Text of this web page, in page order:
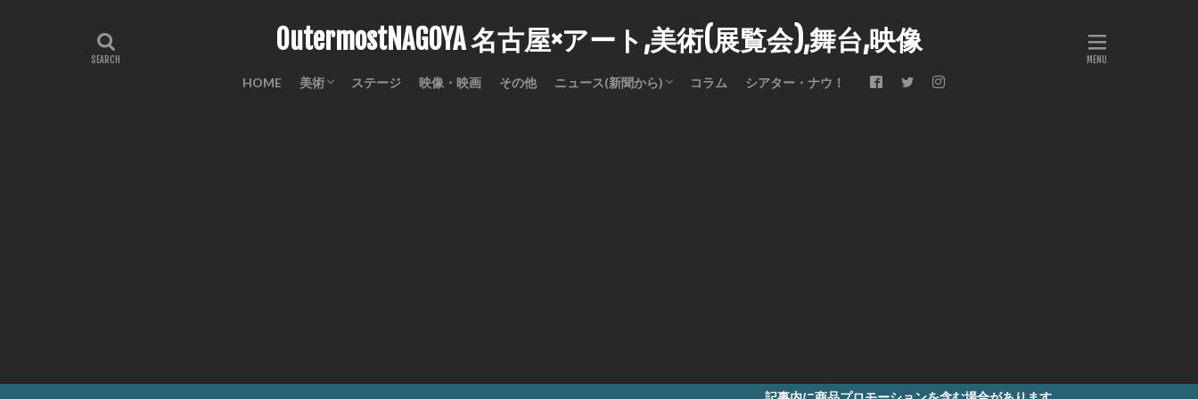
OutermostNAGOYA 名古屋×アート,美術(展覧会),舞台,映像
HOME 美術 ステージ 映像・映画 その他 ニュース(新聞から) コラム シアター・ナウ！